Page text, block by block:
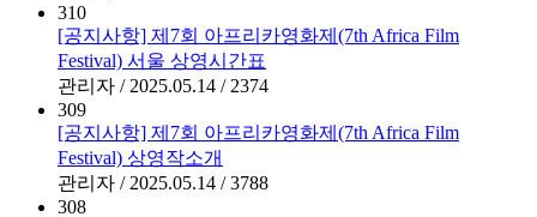
310
[공지사항] 제7회 아프리카영화제(7th Africa Film
Festival) 서울 상영시간표
관리자 / 2025.05.14 / 2374
309
[공지사항] 제7회 아프리카영화제(7th Africa Film
Festival) 상영작소개
관리자 / 2025.05.14 / 3788
308